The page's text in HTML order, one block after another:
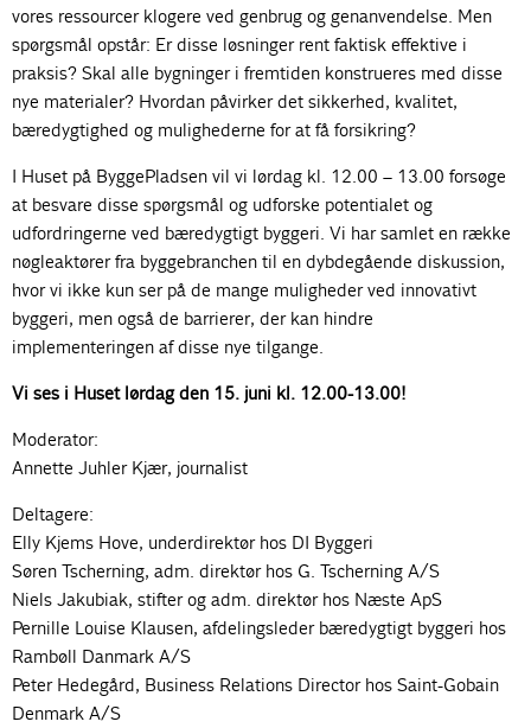
vores ressourcer klogere ved genbrug og genanvendelse. Men
spørgsmål opstår: Er disse løsninger rent faktisk effektive i
praksis? Skal alle bygninger i fremtiden konstrueres med disse
nye materialer? Hvordan påvirker det sikkerhed, kvalitet,
bæredygtighed og mulighederne for at få forsikring?
I Huset på ByggePladsen vil vi lørdag kl. 12.00 – 13.00 forsøge
at besvare disse spørgsmål og udforske potentialet og
udfordringerne ved bæredygtigt byggeri. Vi har samlet en række
nøgleaktører fra byggebranchen til en dybdegående diskussion,
hvor vi ikke kun ser på de mange muligheder ved innovativt
byggeri, men også de barrierer, der kan hindre
implementeringen af disse nye tilgange.
Vi ses i Huset lørdag den 15. juni kl. 12.00-13.00!
Moderator:
Annette Juhler Kjær, journalist
Deltagere:
Elly Kjems Hove, underdirektør hos DI Byggeri
Søren Tscherning, adm. direktør hos G. Tscherning A/S
Niels Jakubiak, stifter og adm. direktør hos Næste ApS
Pernille Louise Klausen, afdelingsleder bæredygtigt byggeri hos
Rambøll Danmark A/S
Peter Hedegård, Business Relations Director hos Saint-Gobain
Denmark A/S